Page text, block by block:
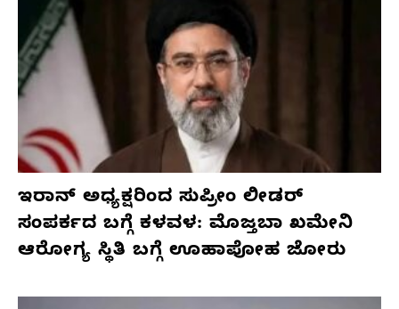
ಇರಾನ್ ಅಧ್ಯಕ್ಷರಿಂದ ಸುಪ್ರೀಂ ಲೀಡರ್
ಸಂಪರ್ಕದ ಬಗ್ಗೆ ಕಳವಳ: ಮೊಜ್ತಬಾ ಖಮೇನಿ
ಆರೋಗ್ಯ ಸ್ಥಿತಿ ಬಗ್ಗೆ ಊಹಾಪೋಹ ಜೋರು